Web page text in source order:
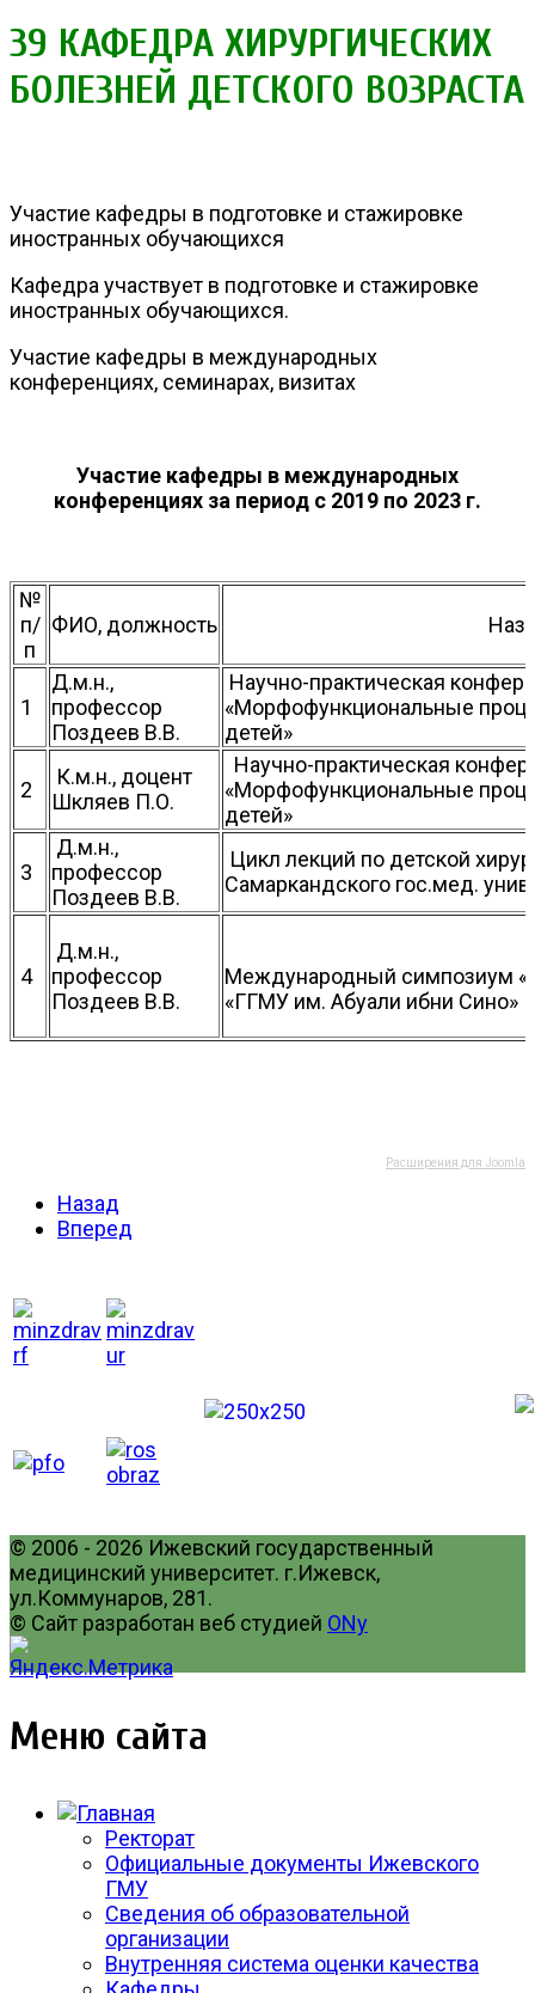
39 КАФЕДРА ХИРУРГИЧЕСКИХ
БОЛЕЗНЕЙ ДЕТСКОГО ВОЗРАСТА
Участие кафедры в подготовке и стажировке
иностранных обучающихся
Кафедра участвует в подготовке и стажировке
иностранных обучающихся.
Участие кафедры в международных
конференциях, семинарах, визитах
Участие кафедры в международных
конференциях за период с 2019 по 2023 г.
№
п/
п
ФИО, должность
1
Д.м.н.,
профессор
Поздеев В.В.
Научно-практическая
«Морфофункциональные
детей»
2
К.м.н., доцент
Шкляев П.О.
Научно-практическая
«Морфофункциональные
детей»
3
Д.м.н.,
профессор
Поздеев В.В.
Цикл лекций по детской
Самаркандского гос.мед.
4
Д.м.н.,
профессор
Поздеев В.В.
Международный симпозиум
«ГГМУ им. Абуали ибни Сино»
Расширения для Joomla
Назад
Вперед
© 2006 - 2026 Ижевский государственный
медицинский университет. г.Ижевск,
ул.Коммунаров, 281.
© Сайт разработан веб студией ONy
Меню сайта
Ректорат
Официальные документы Ижевского
ГМУ
Сведения об образовательной
организации
Внутренняя система оценки качества